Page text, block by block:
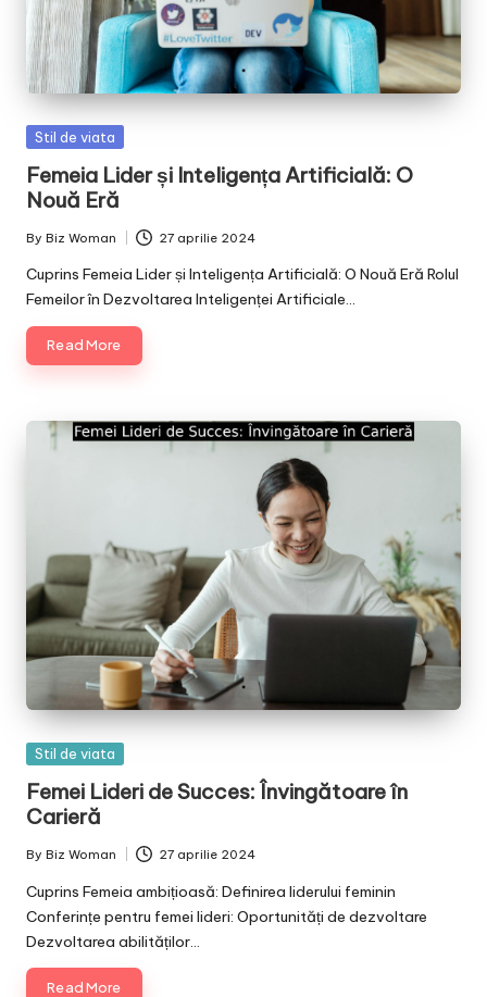
Posted
Stil de viata
Femeia Lider și Inteligența Artificială: O
Nouă Eră
Posted
by
By Biz Woman 27 aprilie 2024
Cuprins Femeia Lider și Inteligența Artificială: O Nouă Eră Rolul
Femeilor în Dezvoltarea Inteligenței Artificiale…
Read More
Posted
Stil de viata
Femei Lideri de Succes: Învingătoare în
Carieră
Posted
by
By Biz Woman 27 aprilie 2024
Cuprins Femeia ambițioasă: Definirea liderului feminin
Conferințe pentru femei lideri: Oportunități de dezvoltare
Dezvoltarea abilităților…
Read More